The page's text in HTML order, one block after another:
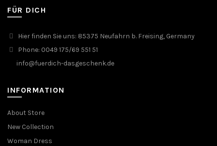
FÜR DICH
Hier finden Sie uns: 85375 Neufahrn b. Freising, Germany
Phone: 0049 175/69 551 51
info@fuerdich-dasgeschenk.de
INFORMATION
About Store
New Collection
Woman Dress